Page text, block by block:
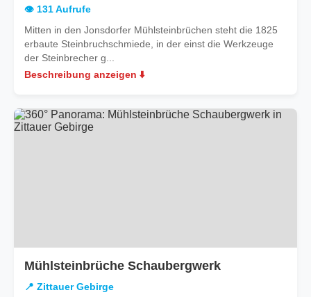
👁️ 131 Aufrufe
Mitten in den Jonsdorfer Mühlsteinbrüchen steht die 1825
erbaute Steinbruchschmiede, in der einst die Werkzeuge
der Steinbrecher g...
Beschreibung anzeigen ⬇️
Mühlsteinbrüche Schaubergwerkin
📍 Zittauer Gebirge